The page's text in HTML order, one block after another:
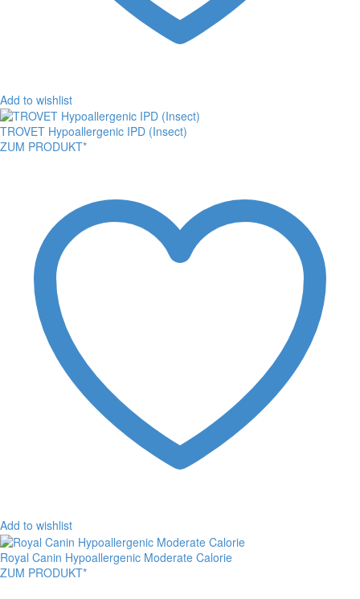
Add to wishlist
TROVET Hypoallergenic IPD (Insect)
ZUM PRODUKT*
Add to wishlist
Royal Canin Hypoallergenic Moderate Calorie
ZUM PRODUKT*